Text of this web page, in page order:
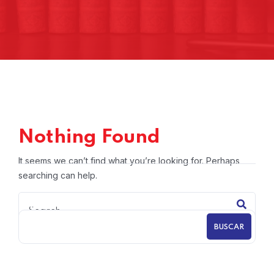
Nothing Found
It seems we can’t find what you’re looking for. Perhaps
searching can help.
BUSCAR